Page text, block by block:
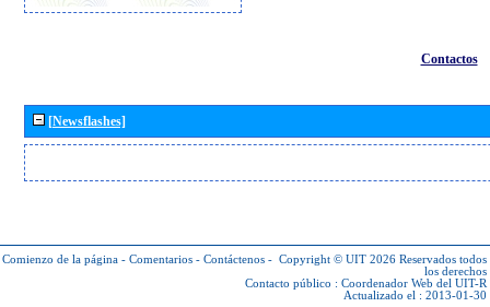
Contactos
[Newsflashes]
Comienzo de la página - Comentarios - Contáctenos - Copyright © UIT 2026 Reservados todos
los derechos
Contacto público : Coordenador Web del UIT-R
Actualizado el : 2013-01-30